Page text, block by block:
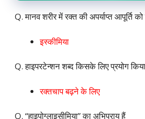
Q. मानव शरीर में रक्त की अपर्याप्त आपूर्ति
इस्कीमिया
Q. हाइपरटेन्शन शब्द किसके लिए प्रयोग
रक्तचाप बढ़ने के लिए
Q. “हाइपोग्लाइसीमिया” का अभिप्राय हैं